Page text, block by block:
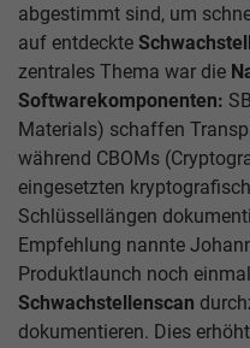
abgestimmt sind, um
auf entdeckte
zentrales Thema war die
Softwarekomponenten:
Materials) schaffen
während CBOMs
eingesetzten
Schlüssellängen
Empfehlung nannte
Produktlaunch noch
Schwachstellenscan
dokumentieren. Dies